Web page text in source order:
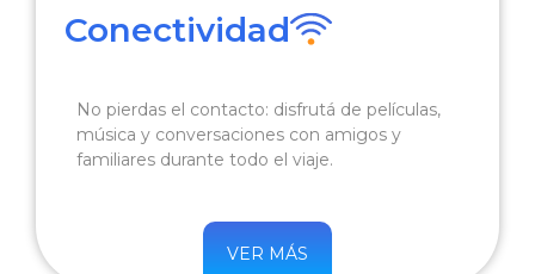
Conectividad
No pierdas el contacto: disfrutá de películas,
música y conversaciones con amigos y
familiares durante todo el viaje.
VER MÁS